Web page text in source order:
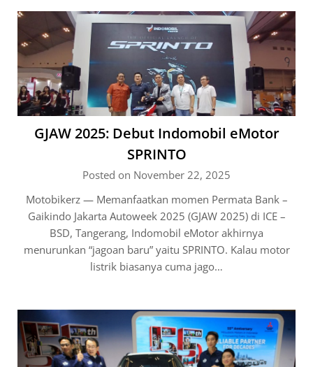
GJAW 2025: Debut Indomobil eMotor
SPRINTO
Posted on November 22, 2025
Motobikerz — Memanfaatkan momen Permata Bank –
Gaikindo Jakarta Autoweek 2025 (GJAW 2025) di ICE –
BSD, Tangerang, Indomobil eMotor akhirnya
menurunkan “jagoan baru” yaitu SPRINTO. Kalau motor
listrik biasanya cuma jago…